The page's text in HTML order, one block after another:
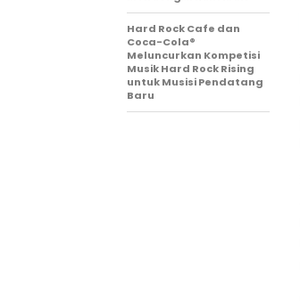
Hard Rock Cafe dan
Coca-Cola®
Meluncurkan Kompetisi
Musik Hard Rock Rising
untuk Musisi Pendatang
Baru